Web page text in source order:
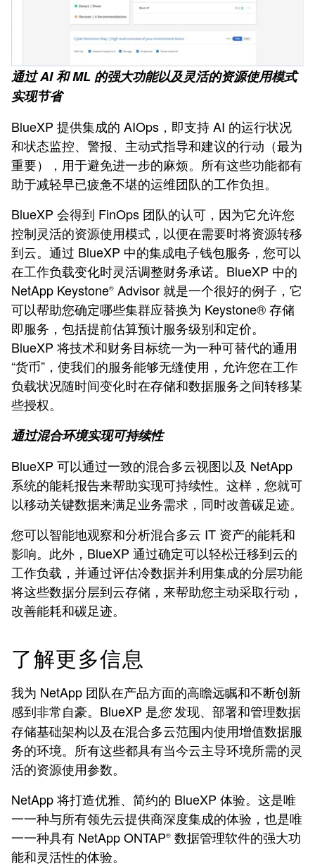
通过 AI 和 ML 的强大功能以及灵活的资源使用模式
实现节省
BlueXP 提供集成的 AIOps，即支持 AI 的运行状况
和状态监控、警报、主动式指导和建议的行动（最为
重要），用于避免进一步的麻烦。所有这些功能都有
助于减轻早已疲惫不堪的运维团队的工作负担。
BlueXP 会得到 FinOps 团队的认可，因为它允许您
控制灵活的资源使用模式，以便在需要时将资源转移
到云。通过 BlueXP 中的集成电子钱包服务，您可以
在工作负载变化时灵活调整财务承诺。BlueXP 中的
NetApp Keystone® Advisor 就是一个很好的例子，它
可以帮助您确定哪些集群应替换为 Keystone® 存储
即服务，包括提前估算预计服务级别和定价。
BlueXP 将技术和财务目标统一为一种可替代的通用
“货币”，使我们的服务能够无缝使用，允许您在工作
负载状况随时间变化时在存储和数据服务之间转移某
些授权。
通过混合环境实现可持续性
BlueXP 可以通过一致的混合多云视图以及 NetApp
系统的能耗报告来帮助实现可持续性。这样，您就可
以移动关键数据来满足业务需求，同时改善碳足迹。
您可以智能地观察和分析混合多云 IT 资产的能耗和
影响。此外，BlueXP 通过确定可以轻松迁移到云的
工作负载，并通过评估冷数据并利用集成的分层功能
将这些数据分层到云存储，来帮助您主动采取行动，
改善能耗和碳足迹。
了解更多信息
我为 NetApp 团队在产品方面的高瞻远瞩和不断创新
感到非常自豪。BlueXP 是您发现、部署和管理数据
存储基础架构以及在混合多云范围内使用增值数据服
务的环境。所有这些都具有当今云主导环境所需的灵
活的资源使用参数。
NetApp 将打造优雅、简约的 BlueXP 体验。这是唯
一一种与所有领先云提供商深度集成的体验，也是唯
一一种具有 NetApp ONTAP® 数据管理软件的强大功
能和灵活性的体验。